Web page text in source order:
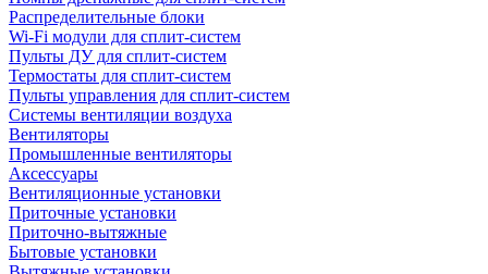
Распределительные блоки
Wi-Fi модули для сплит-систем
Пульты ДУ для сплит-систем
Термостаты для сплит-систем
Пульты управления для сплит-систем
Системы вентиляции воздуха
Вентиляторы
Промышленные вентиляторы
Аксессуары
Вентиляционные установки
Приточные установки
Приточно-вытяжные
Бытовые установки